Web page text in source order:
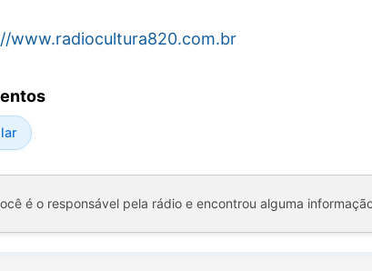
www.radiocultura820.com.br
é o responsável pela rádio e encontrou alguma